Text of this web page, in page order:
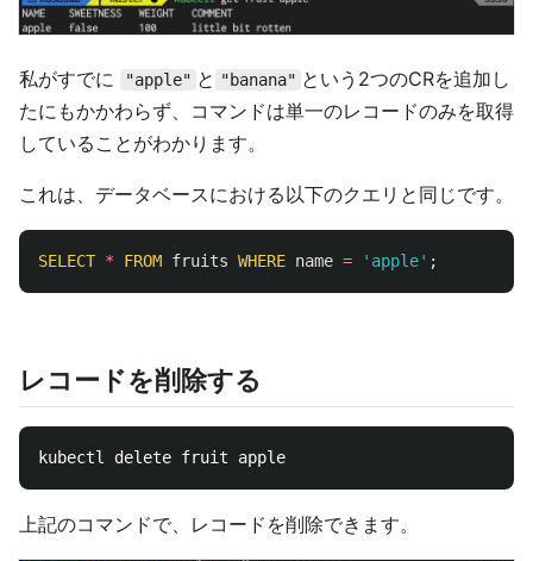
私がすでに "apple" と "banana" という2つのCRを追加し
たにもかかわらず、コマンドは単一のレコードのみを取得
していることがわかります。
これは、データベースにおける以下のクエリと同じです。
SELECT * FROM fruits WHERE name = 'apple' ;
レコードを削除する
上記のコマンドで、レコードを削除できます。